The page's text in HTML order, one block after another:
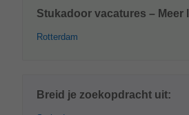
Stukadoor vacatures – Meer
Rotterdam
Breid je zoekopdracht uit: